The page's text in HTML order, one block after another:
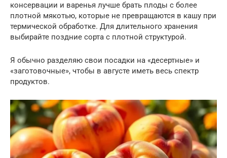
консервации и варенья лучше брать плоды с более
плотной мякотью, которые не превращаются в кашу при
термической обработке. Для длительного хранения
выбирайте поздние сорта с плотной структурой.
Я обычно разделяю свои посадки на «десертные» и
«заготовочные», чтобы в августе иметь весь спектр
продуктов.